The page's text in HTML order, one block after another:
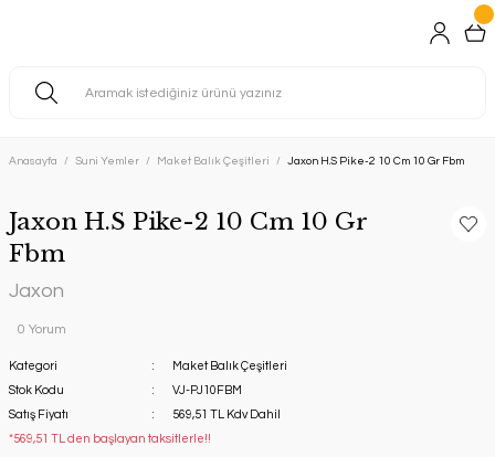
Anasayfa Suni Yemler Maket Balık Çeşitleri Jaxon H.S Pike-2 10 Cm 10 Gr Fbm
Jaxon H.S Pike-2 10 Cm 10 Gr
Fbm
Jaxon
0 Yorum
Kategori
Maket Balık Çeşitleri
Stok Kodu
VJ-PJ10FBM
Satış Fiyatı
569,51 TL Kdv Dahil
*569,51 TL den başlayan taksitlerle!!